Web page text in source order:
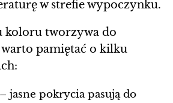
w strefie wypoczynku.
koloru tworzywa do
pamiętać o kilku
– jasne pokrycia pasują do